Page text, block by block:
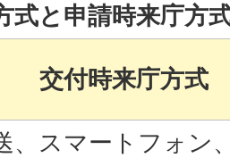
式と申請時来庁方
交付時来庁方式
、スマートフォン